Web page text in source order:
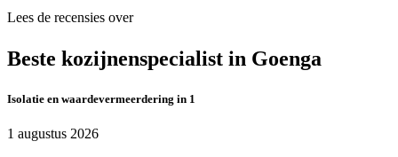
Lees de recensies over
Beste kozijnenspecialist in Goenga
Isolatie en waardevermeerdering in 1
1 augustus 2026